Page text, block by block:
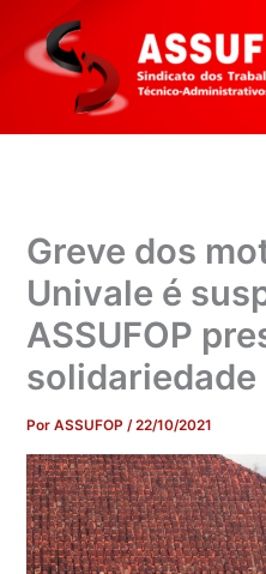
para
conteúdo
Greve dos
Univale é
ASSUFOP
solidariedade
PorASSUFOP/22/10/2021